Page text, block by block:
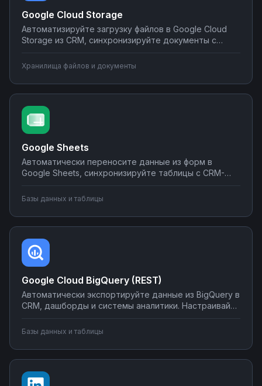
Google Cloud Storage
Автоматизируйте загрузку файлов в Google Cloud
Storage из CRM, синхронизируйте документы с
уведомления о новых файлах в мессенджеры.
Создавайте интеграции облачного хранилища без
программирования на Nodul.
Хранилища файлов и документы
Google Sheets
Автоматически переносите данные из форм в
Google Sheets, синхронизируйте таблицы с CRM-
почте или в мессенджеры. Настраивайте
простых сценариев до сложной автоматизации
аналитики.
Базы данных и таблицы
Google Cloud BigQuery (REST)
Автоматически экспортируйте данные из BigQuery в
CRM, дашборды и системы аналитики. Настраивайте
метрики с внешними сервисами, создавайте
Управляйте интеграциями BigQuery без SQL-
программирования.
Базы данных и таблицы